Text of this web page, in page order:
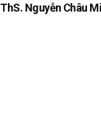
ThS. Nguyễn Châu